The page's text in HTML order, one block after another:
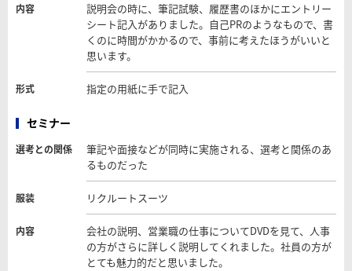
内容
説明会の時に、筆記試験、履歴書のほかにエントリー
シート記入がありました。自己PRのようなもので、書
くのに時間がかかるので、事前に考えたほうがいいと
思います。
形式 指定の用紙に手で記入
セミナー
選考との関係
筆記や面接などが同時に実施される、選考と関係のあ
るものだった
服装 リクルートスーツ
内容
会社の説明、営業職の仕事についてDVDを見て、人事
の方がさらに詳しく説明してくれました。社員の方が
とても魅力的だと思いました。